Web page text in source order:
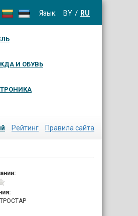
Язык: BY RU
И ОБУВЬ
Рейтинг Правила сайта